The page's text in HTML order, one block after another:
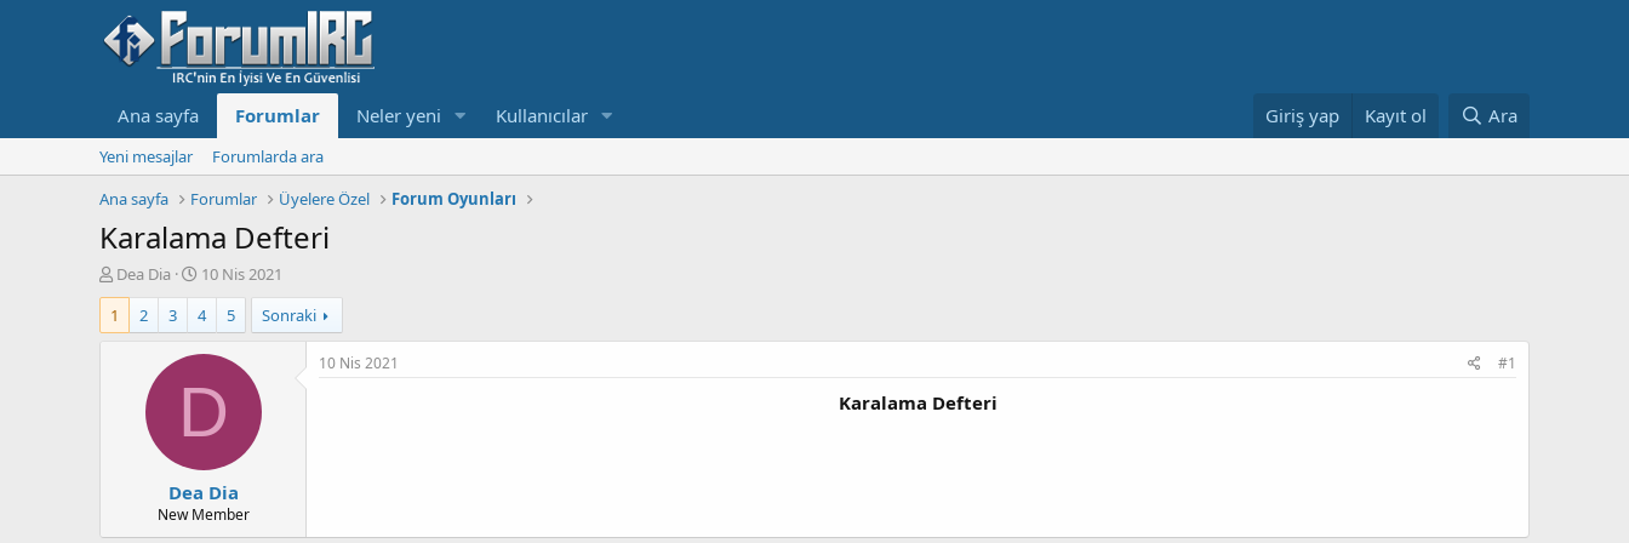
Ana sayfa Forumlar Neler yeni Kullanıcılar Giriş yap Kayıt ol Ara
Yeni mesajlar
Forumlarda ara
Ana sayfa
Forumlar Üyelere Özel Forum Oyunları
Karalama Defteri
K
o
n
b
t
Dea Dia
B
a
ş
l
a
ı
t
a
r
i
10 Nis 2021
1
2 3 4 5 Sonraki
D
Dea Dia
New Member
10 Nis 2021 #1
Karalama Defteri